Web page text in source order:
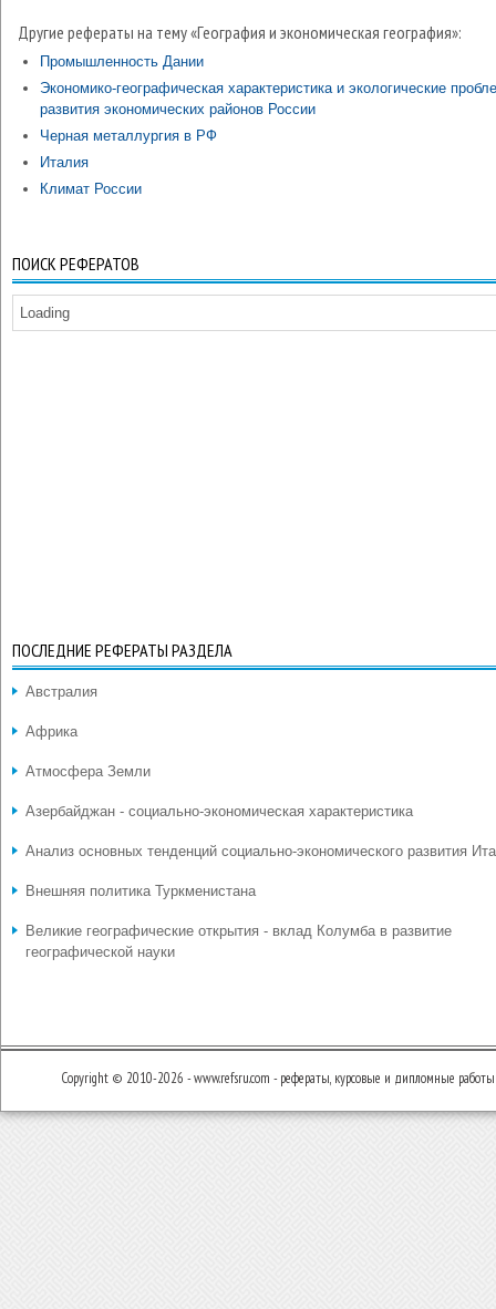
Другие рефераты на тему «География и экономическая география»:
Промышленность Дании
Экономико-географическая характеристика и экологические
развития экономических районов России
Черная металлургия в РФ
Италия
Климат России
ПОИСК РЕФЕРАТОВ
Loading
ПОСЛЕДНИЕ РЕФЕРАТЫ РАЗДЕЛА
Австралия
Африка
Атмосфера Земли
Азербайджан - социально-экономическая характеристика
Анализ основных тенденций социально-экономического развития
Внешняя политика Туркменистана
Великие географические открытия - вклад Колумба в развитие
географической науки
Copyright © 2010-2026 - www.refsru.com - рефераты, курсовые и дипломные работы